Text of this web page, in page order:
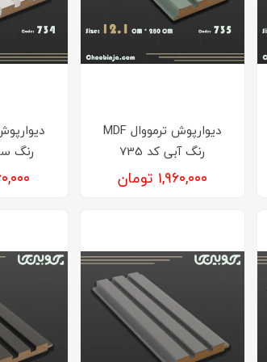
دیوارپوش ترمووال MDF
رنگ آبی کد 735
۱,۹۶۰,۰۰۰ تومان
رنگ